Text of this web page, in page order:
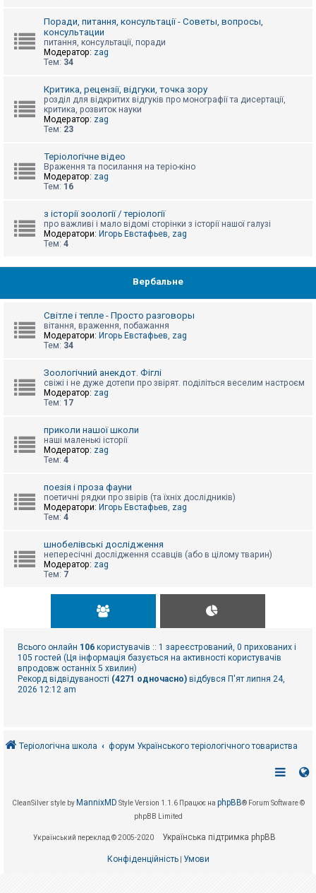
м
о
г
Поради, питання, консультації - Советы, вопросы,
консультации
питання, консультації, поради
Модератор: zag
Тем: 34
Критика, рецензії, відгуки, точка зору
розділ для відкритих відгуків про монографії та дисертації,
критика, розвиток науки
Модератор: zag
Тем: 23
Теріологічне відео
Враження та посилання на теріо-кіно
Модератор: zag
Тем: 16
з історії зоології / теріології
про важливі і мало відомі сторінки з історії нашої галузі
Модератори: Игорь Евстафьев, zag
Тем: 4
Вербальне
Світле і тепле - Просто разговоры
вітання, враження, побажання
Модератори: Игорь Евстафьев, zag
Тем: 34
Зоологічний анекдот. Фіглі
свіжі і не дуже дотепи про звірят. поділіться веселим настроєм
Модератор: zag
Тем: 17
приколи нашої школи
наші маленькі історії
Модератор: zag
Тем: 4
поезія і проза фауни
поетичні рядки про звірів (та їхніх дослідників)
Модератори: Игорь Евстафьев, zag
Тем: 4
шнобелівські дослідження
непересічні дослідження ссавців (або в цілому тварин)
Модератор: zag
Тем: 7
Всього онлайн 106 користувачів :: 1 зареєстрований, 0 прихованих і
105 гостей (Ця інформація базується на активності користувачів
впродовж останніх 5 хвилин)
Рекорд відвідуваності (4271 одночасно) відбувся П'ят липня 24,
2026 12:12 am
Теріологічна школа форум Українського теріологічного товариства
CleanSilver style by MannixMD Style Version 1.1.6 Працює на phpBB® Forum Software ©
phpBB Limited
Український переклад © 2005-2020 Українська підтримка phpBB
Конфіденційність| Умови